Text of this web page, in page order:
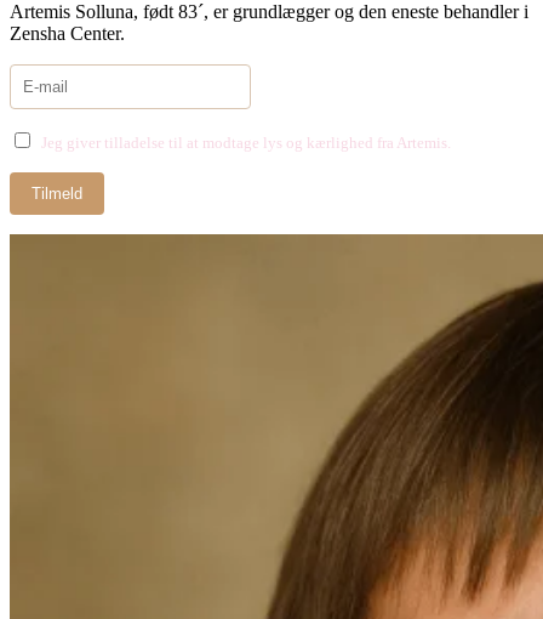
Artemis Solluna, født 83´, er grundlægger og den eneste behandler i
Zensha Center.
Jeg giver tilladelse til at modtage lys og kærlighed fra Artemis.